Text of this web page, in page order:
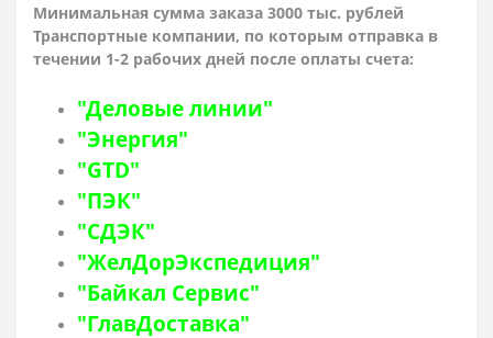
Минимальная сумма заказа 3000 тыс. рублей
Транспортные компании, по которым отправка в
течении 1-2 рабочих дней после оплаты счета:
"Деловые линии"
"Энергия"
"GTD"
"ПЭК"
"СДЭК"
"ЖелДорЭкспедиция"
"Байкал Сервис"
"ГлавДоставка"